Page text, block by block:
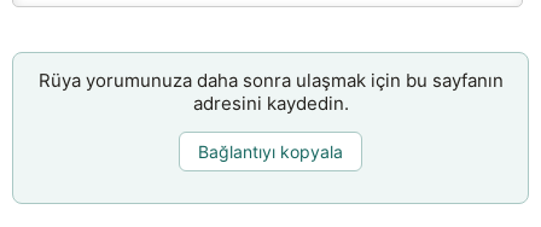
Rüya yorumunuza daha sonra ulaşmak için bu sayfanın
adresini kaydedin.
Bağlantıyı kopyala